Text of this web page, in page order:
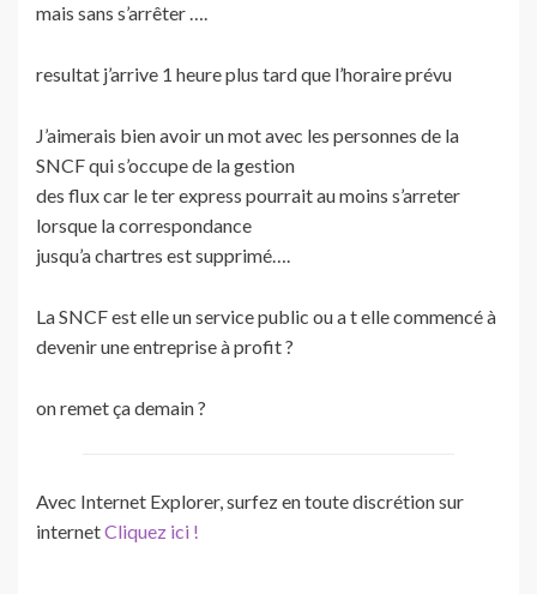
mais sans s’arrêter ….
resultat j’arrive 1 heure plus tard que l’horaire prévu
J’aimerais bien avoir un mot avec les personnes de la
SNCF qui s’occupe de la gestion
des flux car le ter express pourrait au moins s’arreter
lorsque la correspondance
jusqu’a chartres est supprimé….
La SNCF est elle un service public ou a t elle commencé à
devenir une entreprise à profit ?
on remet ça demain ?
Avec Internet Explorer, surfez en toute discrétion sur
internetCliquez ici !